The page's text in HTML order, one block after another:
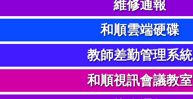
維修通報
和順雲端硬碟
教師差勤管理系統
和順視訊會議教室